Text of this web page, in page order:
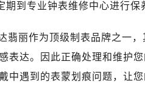
期到专业钟表维修中心进行保
翡丽作为顶级制表品牌之一
表达。因此正确处理和维护
中遇到的表蒙划痕问题，让